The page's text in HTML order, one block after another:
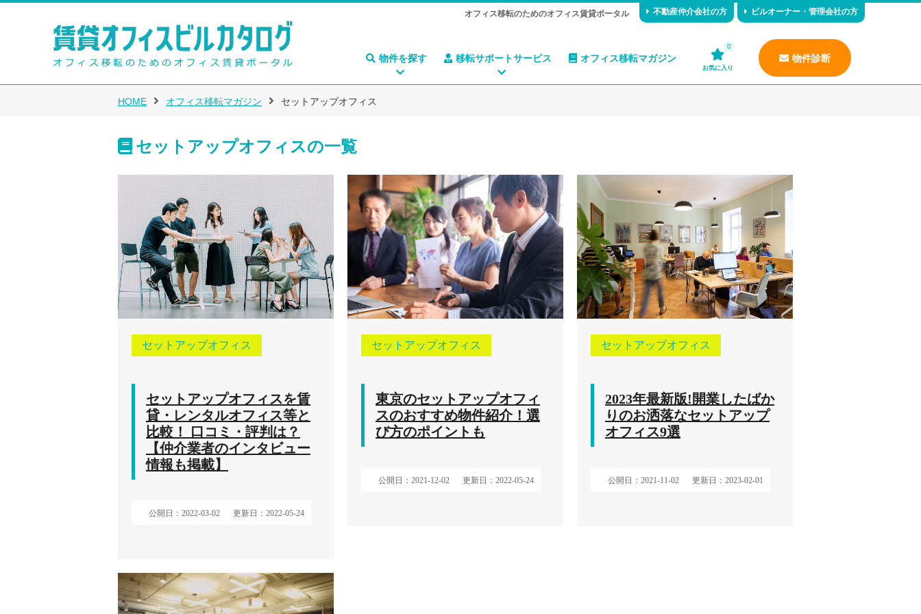
オフィス移転のためのオフィス賃貸ポータル 不動産仲介会社の方 ビルオーナー・管理会社の方
物件を探す 移転サポートサービス オフィス移転マガジン
0
お気に入り
物件診断
HOME オフィス移転マガジン セットアップオフィス
セットアップオフィスの一覧
セットアップオフィス
セットアップオフィスを賃
貸・レンタルオフィス等と
比較！ 口コミ・評判は？
【仲介業者のインタビュー
情報も掲載】
公開日：2022-03-02 更新日：2022-05-24
セットアップオフィス
東京のセットアップオフィ
スのおすすめ物件紹介！選
び方のポイントも
公開日：2021-12-02 更新日：2022-05-24
セットアップオフィス
2023年最新版!開業したばか
りのお洒落なセットアップ
オフィス9選
公開日：2021-11-02 更新日：2023-02-01